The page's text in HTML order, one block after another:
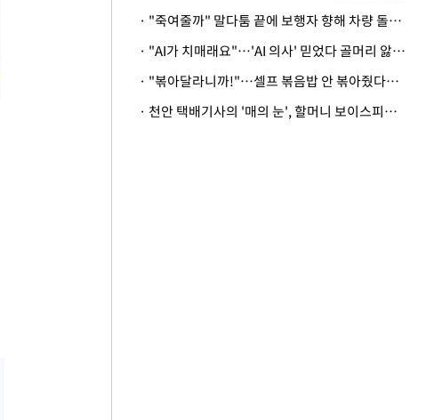
· "죽여줄까" 말다툼 끝에 보행자 향해 차량 돌진…50대 여성 중상
· "AI가 치매래요"…'AI 의사' 믿었다 골머리 앓는 美 의료계 '경고'
· "볶아달라니까!"…셀프 볶음밥 안 볶아줬다고 사장 폭행한 손님
· 천안 택배기사의 '매의 눈', 할머니 보이스피싱 피해 막아